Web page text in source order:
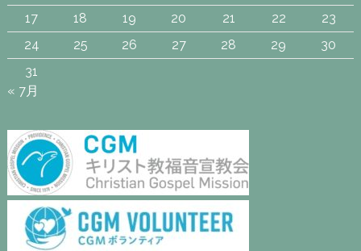
17
18 19 20 21 22
23
24
25 26 27 28 29
30
31
« 7月